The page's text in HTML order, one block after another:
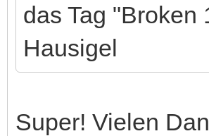
das Tag "Broken
Hausigel
Super! Vielen